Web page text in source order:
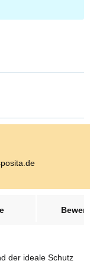
der ideale Schutz